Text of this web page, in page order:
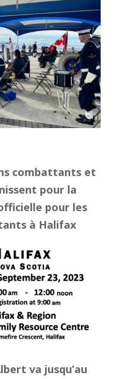
combattants et
pour la
pour les
à Halifax
va jusqu’au